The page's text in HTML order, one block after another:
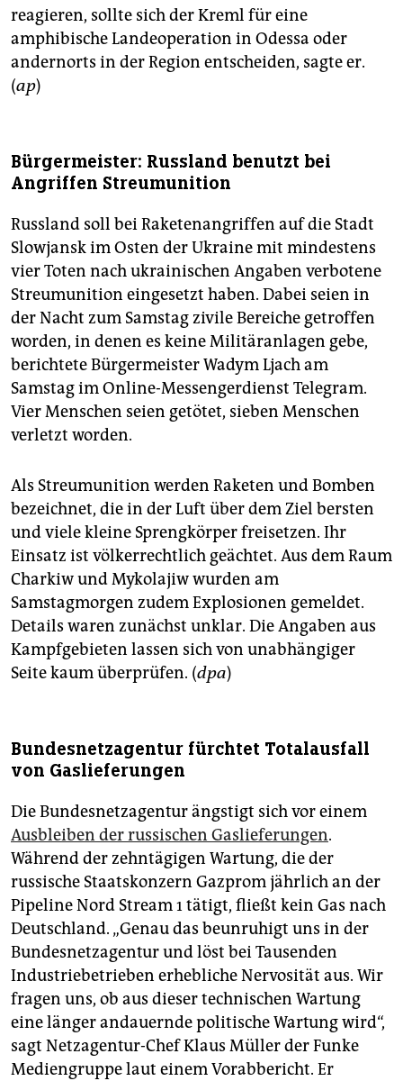
reagieren, sollte sich der Kreml für eine
amphibische Landeoperation in Odessa oder
andernorts in der Region entscheiden, sagte er.
(ap)
Bürgermeister: Russland benutzt bei
Angriffen Streumunition
Russland soll bei Raketenangriffen auf die Stadt
Slowjansk im Osten der Ukraine mit mindestens
vier Toten nach ukrainischen Angaben verbotene
Streumunition eingesetzt haben. Dabei seien in
der Nacht zum Samstag zivile Bereiche getroffen
worden, in denen es keine Militäranlagen gebe,
berichtete Bürgermeister Wadym Ljach am
Samstag im Online-Messengerdienst Telegram.
Vier Menschen seien getötet, sieben Menschen
verletzt worden.
Als Streumunition werden Raketen und Bomben
bezeichnet, die in der Luft über dem Ziel bersten
und viele kleine Sprengkörper freisetzen. Ihr
Einsatz ist völkerrechtlich geächtet. Aus dem Raum
Charkiw und Mykolajiw wurden am
Samstagmorgen zudem Explosionen gemeldet.
Details waren zunächst unklar. Die Angaben aus
Kampfgebieten lassen sich von unabhängiger
Seite kaum überprüfen. (dpa)
Bundesnetzagentur fürchtet Totalausfall
von Gaslieferungen
Die Bundesnetzagentur ängstigt sich vor einem
Ausbleiben der russischen Gaslieferungen.
Während der zehntägigen Wartung, die der
russische Staatskonzern Gazprom jährlich an der
Pipeline Nord Stream 1 tätigt, fließt kein Gas nach
Deutschland. „Genau das beunruhigt uns in der
Bundesnetzagentur und löst bei Tausenden
Industriebetrieben erhebliche Nervosität aus. Wir
fragen uns, ob aus dieser technischen Wartung
eine länger andauernde politische Wartung wird“,
sagt Netzagentur-Chef Klaus Müller der Funke
Mediengruppe laut einem Vorabbericht. Er